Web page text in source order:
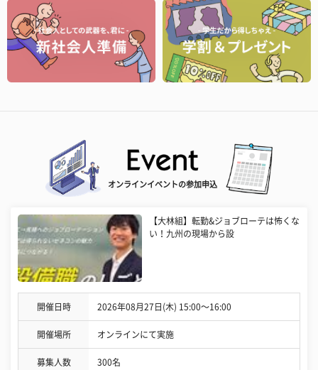
オンラインイベントの参加申込
【大林組】転勤&ジョブローテは怖くな
い！九州の現場から設
開催日時 2026年08月27日(木) 15:00〜16:00
開催場所 オンラインにて実施
募集人数 300名